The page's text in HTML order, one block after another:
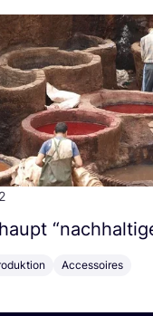
“
Accessoires